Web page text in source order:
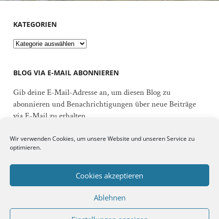
Wir verwenden Cookies, um unsere Website und unseren Service zu
optimieren.
Cookies akzeptieren
Ablehnen
KATEGORIEN
Kategorien
BLOG VIA E-MAIL ABONNIEREN
Gib deine E-Mail-Adresse an, um diesen Blog zu
abonnieren und Benachrichtigungen über neue Beiträge
via E-Mail zu erhalten.
Mail-
Adresse
Schließe dich 92 anderen Abonnenten an